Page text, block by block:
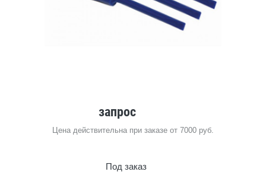
запрос
Цена действительна при заказе от 7000 руб.
Под заказ